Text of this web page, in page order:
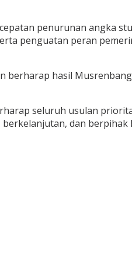
penurunan angka
penguatan peran
hasil
seluruh usulan
dan berpihak